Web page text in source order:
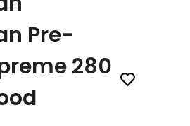
Pre-
280